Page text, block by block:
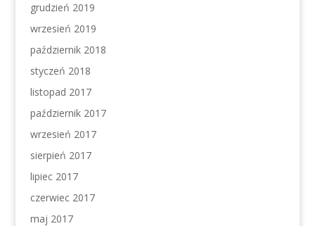
grudzień 2019
wrzesień 2019
październik 2018
styczeń 2018
listopad 2017
październik 2017
wrzesień 2017
sierpień 2017
lipiec 2017
czerwiec 2017
maj 2017